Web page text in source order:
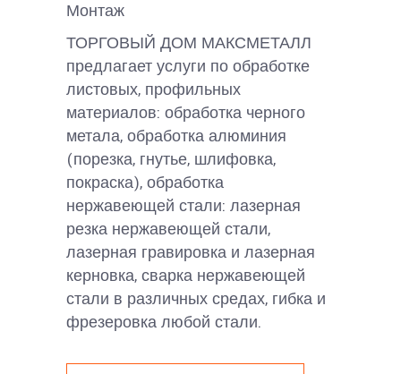
Монтаж
ТОРГОВЫЙ ДОМ МАКСМЕТАЛЛ
предлагает услуги по обработке
листовых, профильных
материалов: обработка черного
метала, обработка алюминия
(порезка, гнутье, шлифовка,
покраска), обработка
нержавеющей стали: лазерная
резка нержавеющей стали,
лазерная гравировка и лазерная
керновка, сварка нержавеющей
стали в различных средах, гибка и
фрезеровка любой стали.